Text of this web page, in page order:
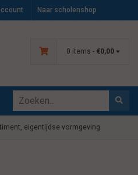
Naar scholenshop
0 items - €0,00
eigentijdse vormgeving